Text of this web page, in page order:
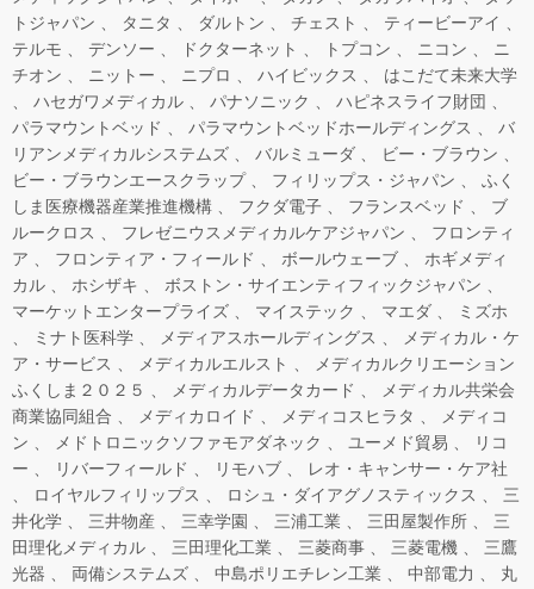
トジャパン
タニタ ダルトン チェスト
ティービーアイ
テルモ
デンソー ドクターネット トプコン ニコン
ニ
チオン
ニットー ニプロ ハイビックス
はこだて未来大学
ハセガワメディカル
パナソニック
ハピネスライフ財団
パラマウントベッド
パラマウントベッドホールディングス
バ
リアンメディカルシステムズ
バルミューダ
ビー・ブラウン
ビー・ブラウンエースクラップ
フィリップス・ジャパン
ふく
しま医療機器産業推進機構
フクダ電子 フランスベッド
ブ
ルークロス
フレゼニウスメディカルケアジャパン
フロンティ
ア
フロンティア・フィールド ボールウェーブ
ホギメディ
カル
ホシザキ
ボストン・サイエンティフィックジャパン
マーケットエンタープライズ
マイステック マエダ
ミズホ
ミナト医科学
メディアスホールディングス
メディカル・ケ
ア・サービス
メディカルエルスト
メディカルクリエーション
ふくしま２０２５
メディカルデータカード
メディカル共栄会
商業協同組合
メディカロイド メディコスヒラタ
メディコ
ン
メドトロニックソファモアダネック ユーメド貿易
リコ
ー
リバーフィールド リモハブ
レオ・キャンサー・ケア社
ロイヤルフィリップス
ロシュ・ダイアグノスティックス
三
井化学
三井物産 三幸学園 三浦工業 三田屋製作所
三
田理化メディカル
三田理化工業 三菱商事 三菱電機
三鷹
光器
両備システムズ 中島ポリエチレン工業 中部電力
丸